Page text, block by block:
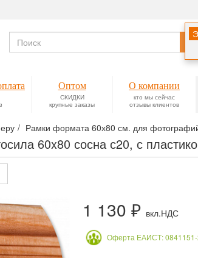
Оптом
СКИДКИ
крупные заказы
О компании
кто мы сейчас
отзывы клиентов
Рамки формата 60х80 см. для
60x80 сосна с20, с
1 130 ₽ вкл.НДС
Оферта ЕАИСТ: